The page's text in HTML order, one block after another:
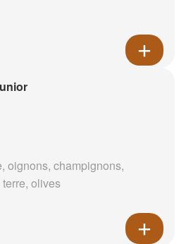
oignons, champignons,
olives